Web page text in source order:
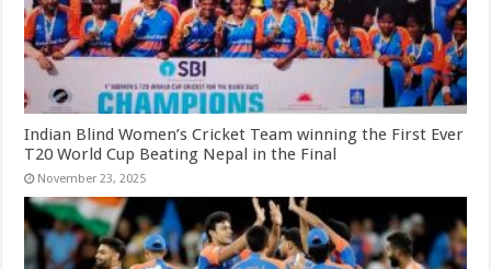
Indian Blind Women’s Cricket Team winning the First Ever
T20 World Cup Beating Nepal in the Final
November 23, 2025